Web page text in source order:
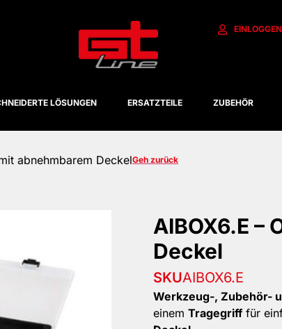
EINLOGGEN
LÖSUNGEN ERSATZTEILE ZUBEHÖR
abnehmbarem DeckelGeh zurück
AIBOX6.E –
Deckel
SKUAIBOX6.E
Werkzeug-, Zubehör-
einem Tragegrifffür